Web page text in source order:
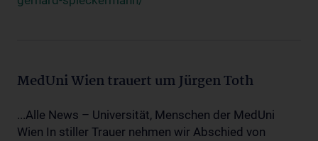
MedUni Wien trauert um Jürgen Toth
...Alle News – Universität, Menschen der MedUni
Wien In stiller Trauer nehmen wir Abschied von